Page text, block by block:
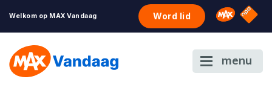
Welkom op MAX Vandaag Word lid Omroep
NPO
menu